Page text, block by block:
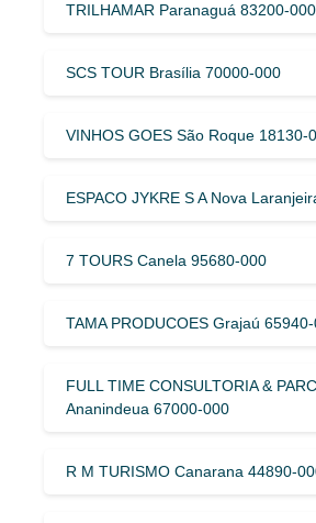
TRILHAMAR Paranaguá 83200-000
SCS TOUR Brasília 70000-000
VINHOS GOES São Roque 18130-
ESPACO JYKRE S A Nova
7 TOURS Canela 95680-000
TAMA PRODUCOES Grajaú
FULL TIME CONSULTORIA &
Ananindeua 67000-000
R M TURISMO Canarana 44890-